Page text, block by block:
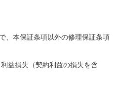
、本保証条項以外の修理保証条項
益損失（契約利益の損失を含